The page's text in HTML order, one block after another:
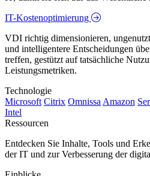
IT-Kostenoptimierung
VDI richtig dimensionieren,
und intelligentere Entscheidungen
treffen, gestützt auf tatsächliche
Leistungsmetriken.
Technologie
Microsoft Citrix Omnissa Amazon
Intel
Ressourcen
Entdecken Sie Inhalte, Tools und
der IT und zur Verbesserung der